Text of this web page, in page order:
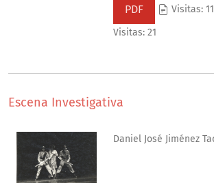
PDF Visitas:
Visitas: 21
Escena Investigativa
Daniel José Jiménez